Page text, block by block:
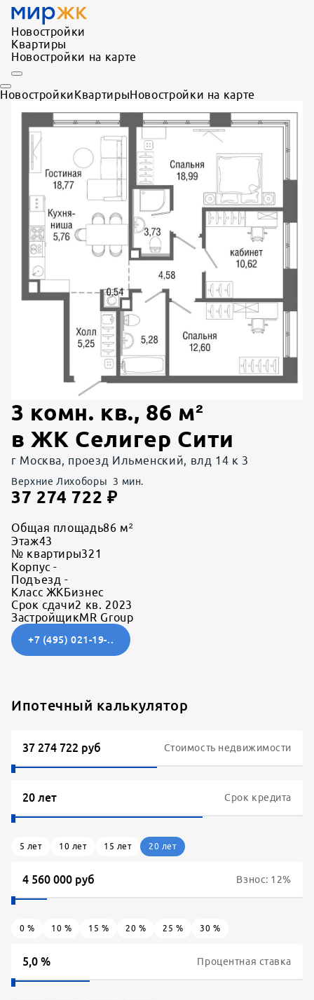
Новостройки
Квартиры
Новостройки на карте
НовостройкиКвартирыНовостройки на карте
3 комн. кв., 86 м²
вЖК Селигер Сити
г Москва, проезд Ильменский, влд 14 к 3
Верхние Лихоборы 3 мин.
37 274 722 ₽
Общая площадь86 м²
Этаж43
№ квартиры321
Корпус -
Подъезд -
Класс ЖКБизнес
Срок сдачи2 кв. 2023
ЗастройщикMR Group
+7 (495) 021-19-..
Ипотечный калькулятор
Стоимость недвижимости
Взнос: 12%
0 % 10 % 15 % 20 % 25 % 30 %
Срок кредита
5 лет 10 лет 15 лет 20 лет
Процентная ставка